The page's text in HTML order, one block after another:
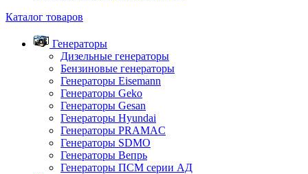
Каталог товаров
Генераторы
Дизельные генераторы
Бензиновые генераторы
Генераторы Eisemann
Генераторы Geko
Генераторы Gesan
Генераторы Hyundai
Генераторы PRAMAC
Генераторы SDMO
Генераторы Вепрь
Генераторы ПСМ серии АД